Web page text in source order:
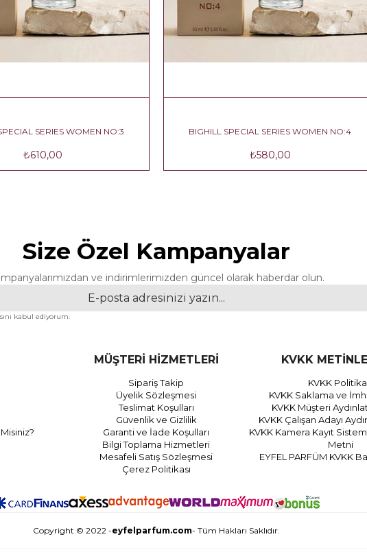
BIGHILL SPECIAL SERIES WOMEN NO:3 BIGHILL SPECIAL SERIES
Size Özel Kampanyalar
ve indirimlerimizden güncel olarak haberdar olun.
kabul ediyorum.
MÜŞTERİ HİZMETLERİ
Sipariş Takip
Üyelik Sözleşmesi
Teslimat Koşulları
Güvenlik ve Gizlilik
Garanti ve İade Koşulları
Bilgi Toplama Hizmetleri
Mesafeli Satış Sözleşmesi
Çerez Politikası
KVKK
KVKK
KVKK Saklama ve
KVKK Müşteri
KVKK Çalışan Adayı
KVKK Kamera Kayıt
Metni
EYFEL PARFÜM KVKK
Copyright © 2022 -eyfelparfum.com- Tüm Hakları Saklıdır.